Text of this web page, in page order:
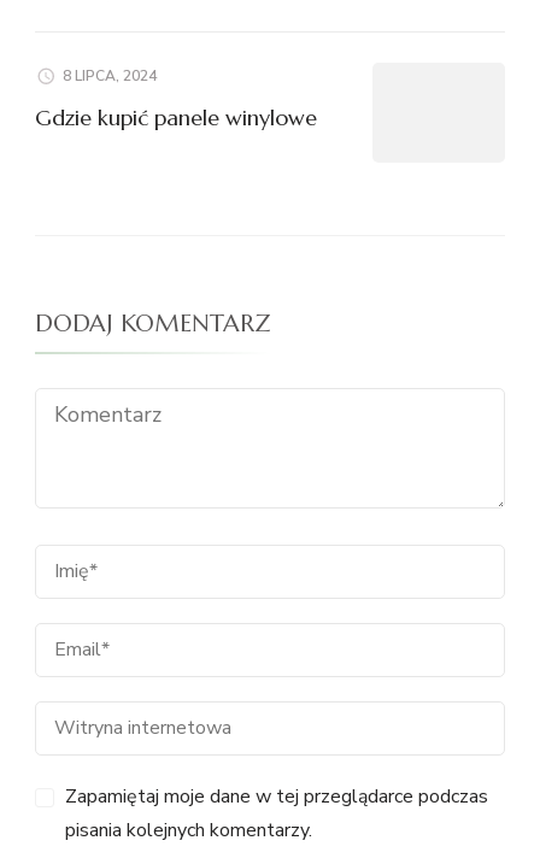
8 LIPCA, 2024
Gdzie kupić panele winylowe
DODAJ KOMENTARZ
Zapamiętaj moje dane w tej przeglądarce podczas
pisania kolejnych komentarzy.